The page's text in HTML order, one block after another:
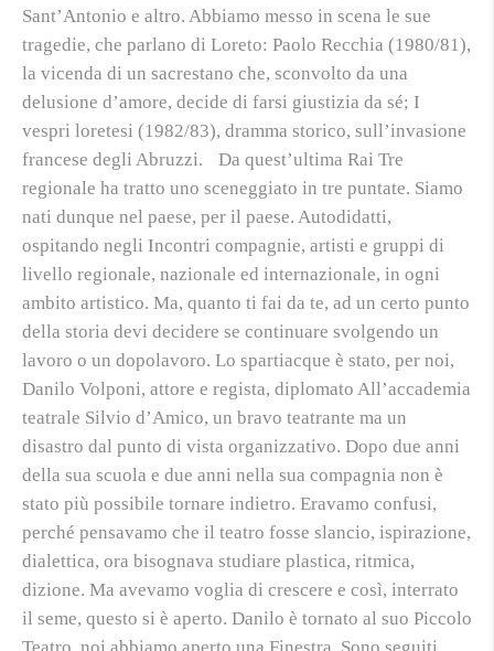
Sant’Antonio e altro. Abbiamo messo in scena le sue
tragedie, che parlano di Loreto: Paolo Recchia (1980/81),
la vicenda di un sacrestano che, sconvolto da una
delusione d’amore, decide di farsi giustizia da sé; I
vespri loretesi (1982/83), dramma storico, sull’invasione
francese degli Abruzzi. Da quest’ultima Rai Tre
regionale ha tratto uno sceneggiato in tre puntate. Siamo
nati dunque nel paese, per il paese. Autodidatti,
ospitando negli Incontri compagnie, artisti e gruppi di
livello regionale, nazionale ed internazionale, in ogni
ambito artistico. Ma, quanto ti fai da te, ad un certo punto
della storia devi decidere se continuare svolgendo un
lavoro o un dopolavoro. Lo spartiacque è stato, per noi,
Danilo Volponi, attore e regista, diplomato All’accademia
teatrale Silvio d’Amico, un bravo teatrante ma un
disastro dal punto di vista organizzativo. Dopo due anni
della sua scuola e due anni nella sua compagnia non è
stato più possibile tornare indietro. Eravamo confusi,
perché pensavamo che il teatro fosse slancio, ispirazione,
dialettica, ora bisognava studiare plastica, ritmica,
dizione. Ma avevamo voglia di crescere e così, interrato
il seme, questo si è aperto. Danilo è tornato al suo Piccolo